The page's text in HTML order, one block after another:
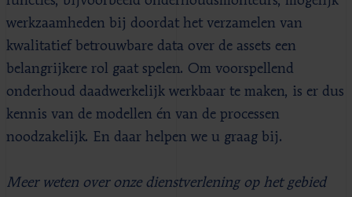
werkzaamheden bij doordat het verzamelen van
kwalitatief betrouwbare data over de assets een
belangrijkere rol gaat spelen. Om voorspellend
onderhoud daadwerkelijk werkbaar te maken, is er dus
kennis van de modellen én van de processen
noodzakelijk. En daar helpen we u graag bij.
Meer weten over onze dienstverlening op het gebied